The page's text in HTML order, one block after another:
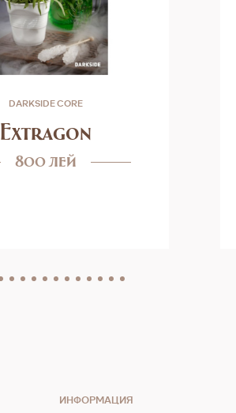
DARKSIDE CORE
Extragon
800 лей
ИНФОРМАЦИЯ